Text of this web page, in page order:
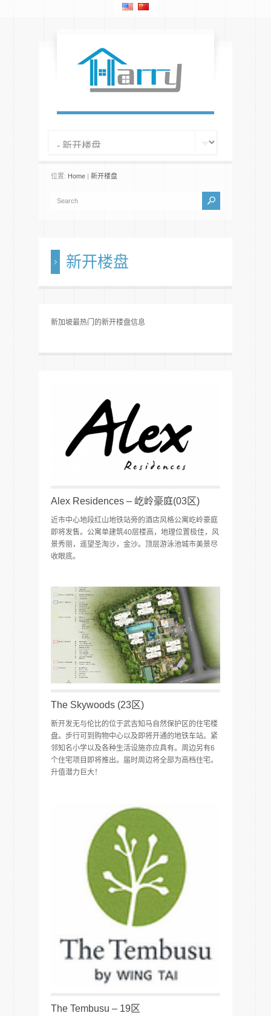
位置: Home | 新开楼盘
新开楼盘
新加坡最热门的新开楼盘信息
Alex Residences – 屹岭豪庭(03区)
近市中心地段红山地铁站旁的酒店风格公寓屹岭豪庭
即将发售。公寓单建筑40层楼高，地理位置极佳，风
景秀丽，遥望圣淘沙，金沙。顶层游泳池城市美景尽
收眼底。
The Skywoods (23区)
新开发无与伦比的位于武吉知马自然保护区的住宅楼
盘。步行可到购物中心以及即将开通的地铁车站。紧
邻知名小学以及各种生活设施亦应具有。周边另有6
个住宅项目即将推出。届时周边将全部为高档住宅。
升值潜力巨大！
The Tembusu – 19区